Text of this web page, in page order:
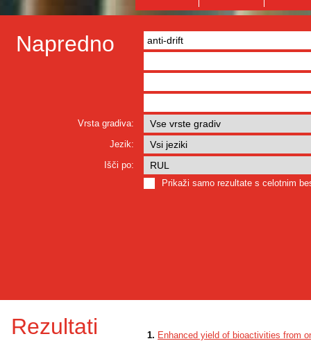
Napredno
Vrsta gradiva:
Jezik:
Išči po:
Prikaži samo rezultate s celotnim
Rezultati 1. Enhanced yield of bioactivities from